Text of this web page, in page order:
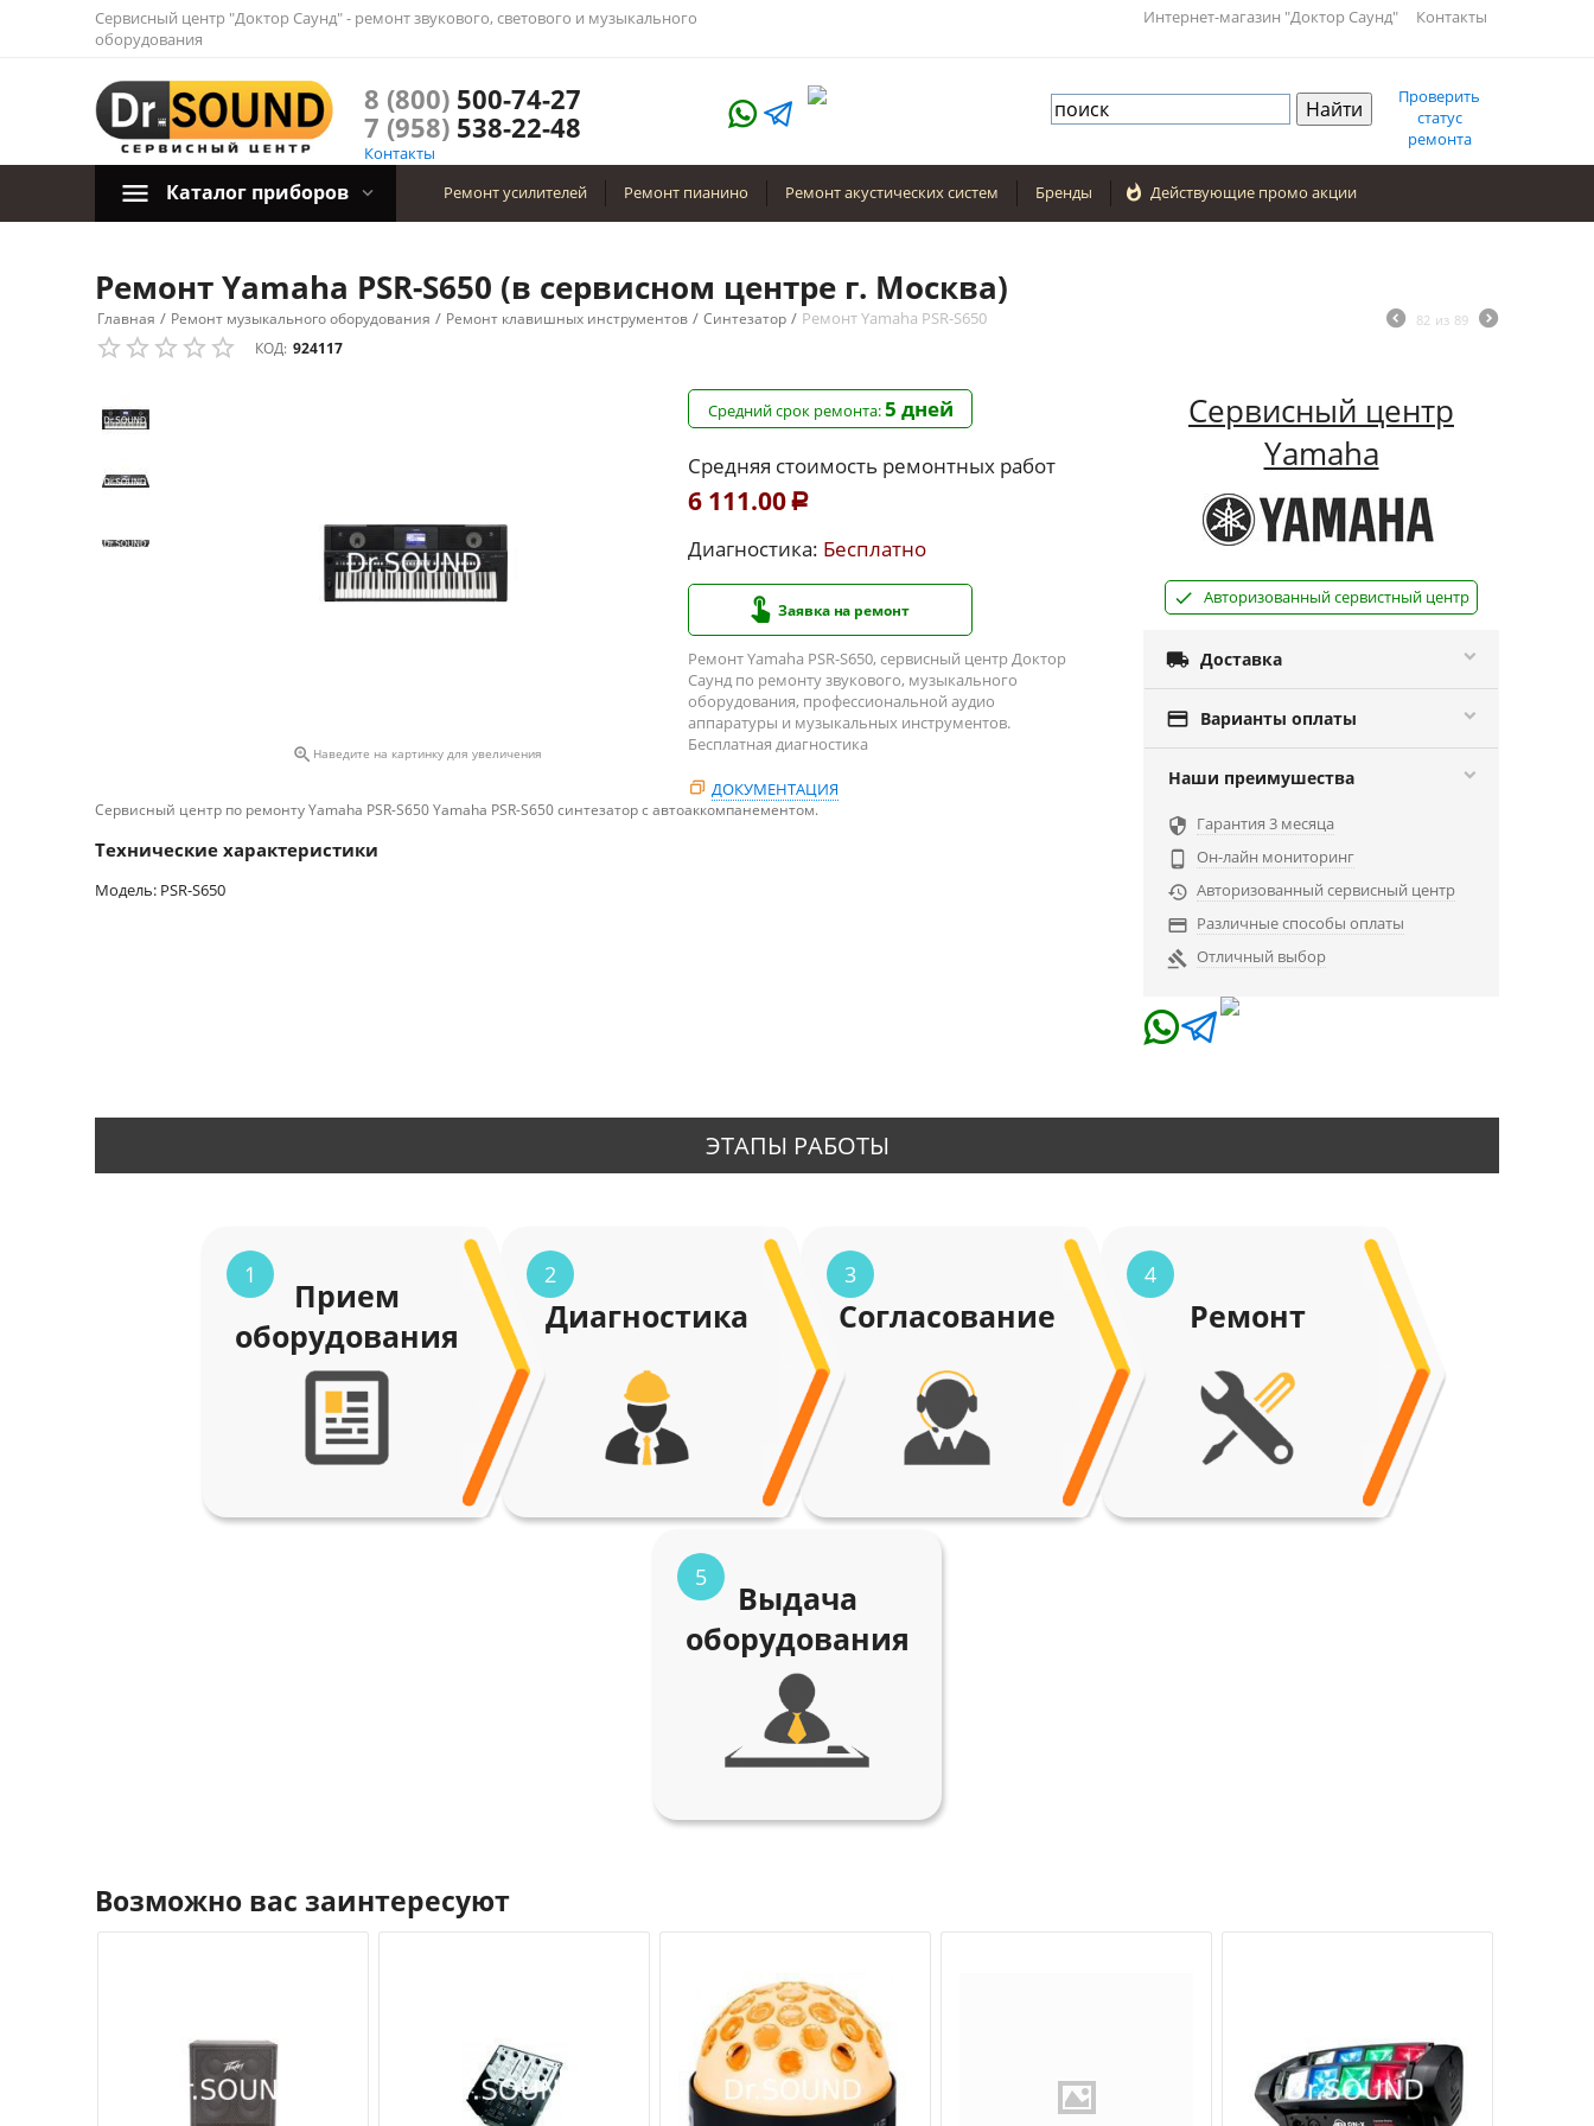
Сервисный центр "Доктор Саунд" - ремонт звукового, светового и музыкального
оборудования
Интернет-магазин "Доктор Саунд" Контакты
8 (800)500-74-27
7 (958)538-22-48
Контакты
Проверить
статус
ремонта
Каталог приборов Ремонт усилителей Ремонт пианино Ремонт акустических систем Бренды  Действующие промо акции
Ремонт Yamaha PSR-S650 (в сервисном центре г. Москва)
Главная / Ремонт музыкального оборудования / Ремонт клавишных инструментов / Синтезатор / Ремонт Yamaha PSR-S650 82 из 89
КОД: 924117
 Наведите на картинку для увеличения
Средний срок ремонта:5 дней
Средняя стоимость ремонтных работ
6 111.00 Р
Диагностика: Бесплатно
Заявка на ремонт
Ремонт Yamaha PSR-S650, сервисный центр Доктор
Саунд по ремонту звукового, музыкального
оборудования, профессиональной аудио
аппаратуры и музыкальных инструментов.
Бесплатная диагностика
ДОКУМЕНТАЦИЯ
Сервисный центр по ремонту Yamaha PSR-S650 Yamaha PSR-S650 синтезатор с автоаккомпанементом.
Технические характеристики
Модель: PSR-S650
Сервисный центр
Yamaha
Авторизованный сервистный центр
 Доставка
 Варианты оплаты
Наши преимушества
 Гарантия 3 месяца

Он-лайн мониторинг
 Авторизованный сервисный центр
 Различные способы оплаты
 Отличный выбор
ЭТАПЫ РАБОТЫ
1
Прием
оборудования
2
Диагностика
3
Согласование
4
Ремонт
5
Выдача
оборудования
Возможно вас заинтересуют